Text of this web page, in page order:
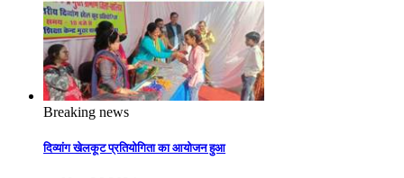
Breaking news
दिव्यांग खेलकूट प्रतियोगिता का आयोजन हुआ